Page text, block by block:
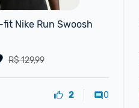
Nike Run Swoosh
R$ 129,99
2 0